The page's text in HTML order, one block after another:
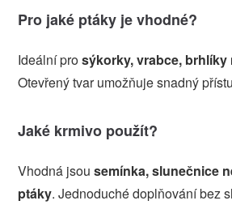
Pro jaké ptáky je vhodné?
Ideální prosýkorky, vrabce, brhlíky
Otevřený tvar umožňuje snadný
Jaké krmivo použít?
Vhodná jsou semínka, slunečnice
ptáky. Jednoduché doplňování bez